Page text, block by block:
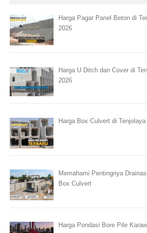
Harga Pagar Panel Beton di
2026
Harga U Ditch dan Cover di
2026
Harga Box Culvert di
Memahami Pentingnya
Box Culvert
Harga Pondasi Bore Pile